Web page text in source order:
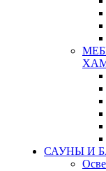
САУНЫ И